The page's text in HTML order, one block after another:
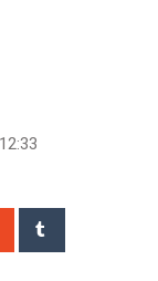
StumbleUpon